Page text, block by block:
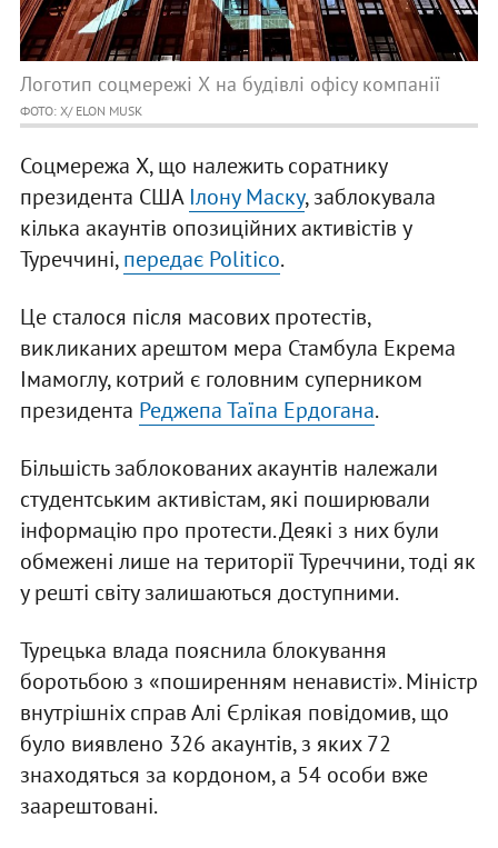
Логотип соцмережі Х на будівлі офісу компанії
ФОТО: Х/ ELON MUSK
Соцмережа X, що належить соратнику
президента США Ілону Маску, заблокувала
кілька акаунтів опозиційних активістів у
Туреччині,передає Politico.
Це сталося після масових протестів,
викликаних арештом мера Стамбула Екрема
Імамоглу, котрий є головним суперником
президента Реджепа Таїпа Ердогана.
Більшість заблокованих акаунтів належали
студентським активістам, які поширювали
інформацію про протести. Деякі з них були
обмежені лише на території Туреччини, тоді як
у решті світу залишаються доступними.
Турецька влада пояснила блокування
боротьбою з «поширенням ненависті». Міністр
внутрішніх справ Алі Єрлікая повідомив, що
було виявлено 326 акаунтів, з яких 72
знаходяться за кордоном, а 54 особи вже
заарештовані.